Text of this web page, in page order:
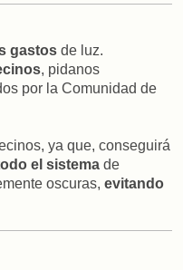
gastos de luz.
, pidanos
por la Comunidad de
ya que, conseguirá
el sistema de
oscuras, evitando